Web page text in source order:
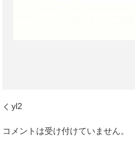
yl2
コメントは受け付けていません。